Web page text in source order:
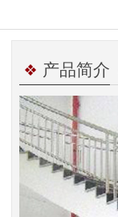
产品简介